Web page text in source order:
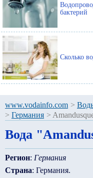
бактерий
Сколько
www.vodainfo.com >
> Германия >
Вода
Регион: Германия
Страна: Германия.